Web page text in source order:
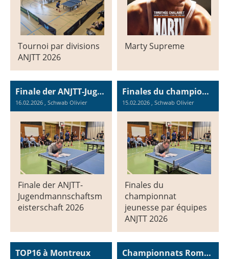
Tournoi par divisions
ANJTT 2026
Marty Supreme
Finale der ANJTT-Jugendmannschaftsmeisterschaft: hervorragende Leistungen unserer Spielerinnen und Spieler
16.02.2026 , Schwab Olivier
Finale der ANJTT-
Jugendmannschaftsm
eisterschaft 2026
Finales du championnat jeunesse par équipes ANJTT: superbes prestations de nos joueuses/joueurs
15.02.2026 , Schwab Olivier
Finales du
championnat
jeunesse par équipes
ANJTT 2026
TOP16 à Montreux Championnats Romands de tennis de table 2026 à Delémont / Romandie-Meisterschaften im Tischtennis 2026 in Delémont